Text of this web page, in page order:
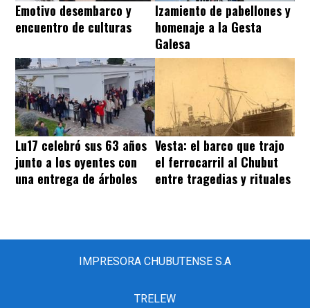
Emotivo desembarco y
encuentro de culturas
Izamiento de pabellones y
homenaje a la Gesta
Galesa
Lu17 celebró sus 63 años
junto a los oyentes con
una entrega de árboles
Vesta: el barco que trajo
el ferrocarril al Chubut
entre tragedias y rituales
IMPRESORA CHUBUTENSE S.A
TRELEW